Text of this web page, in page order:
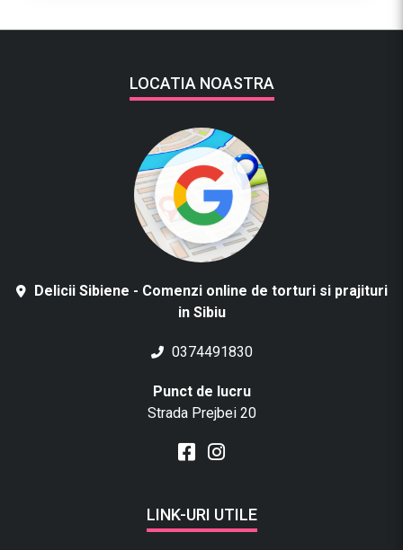
LOCATIA NOASTRA
Delicii Sibiene - Comenzi online de torturi si prajituri
in Sibiu
0374491830
Punct de lucru
Strada Prejbei 20
LINK-URI UTILE